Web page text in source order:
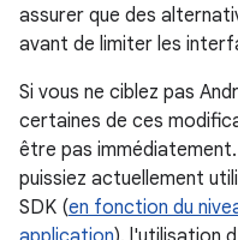
assurer que des
avant de limiter les
Si vous ne ciblez pas
certaines de ces
être pas
puissiez actuellement
SDK (en fonction du